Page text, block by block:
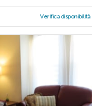
Verifica disponibilità